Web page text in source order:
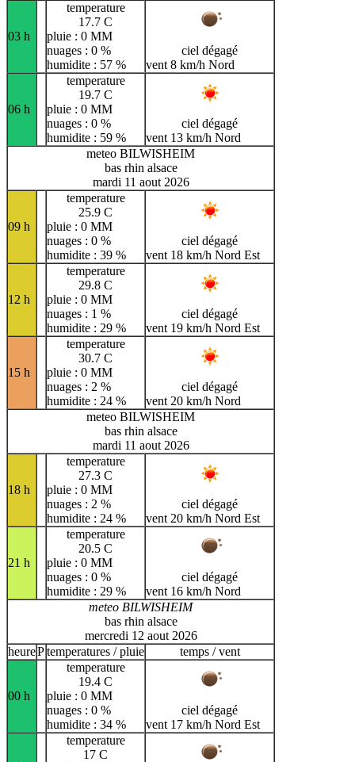
03 h
temperature
17.7 C
pluie : 0 MM
nuages : 0 %
humidite : 57 %
ciel dégagé
vent 8 km/h Nord
06 h
temperature
19.7 C
pluie : 0 MM
nuages : 0 %
humidite : 59 %
ciel dégagé
vent 13 km/h Nord
meteo BILWISHEIM
bas rhin alsace
mardi 11 aout 2026
09 h
temperature
25.9 C
pluie : 0 MM
nuages : 0 %
humidite : 39 %
ciel dégagé
vent 18 km/h Nord Est
12 h
temperature
29.8 C
pluie : 0 MM
nuages : 1 %
humidite : 29 %
ciel dégagé
vent 19 km/h Nord Est
15 h
temperature
30.7 C
pluie : 0 MM
nuages : 2 %
humidite : 24 %
ciel dégagé
vent 20 km/h Nord
meteo BILWISHEIM
bas rhin alsace
mardi 11 aout 2026
18 h
temperature
27.3 C
pluie : 0 MM
nuages : 2 %
humidite : 24 %
ciel dégagé
vent 20 km/h Nord Est
21 h
temperature
20.5 C
pluie : 0 MM
nuages : 0 %
humidite : 29 %
ciel dégagé
vent 16 km/h Nord
meteo BILWISHEIM
bas rhin alsace
mercredi 12 aout 2026
heurePtemperatures / pluie temps / vent
00 h
temperature
19.4 C
pluie : 0 MM
nuages : 0 %
humidite : 34 %
ciel dégagé
vent 17 km/h Nord Est
temperature
17 C